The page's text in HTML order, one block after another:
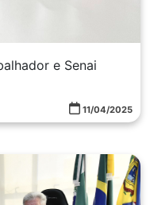
e Senai
11/04/2025